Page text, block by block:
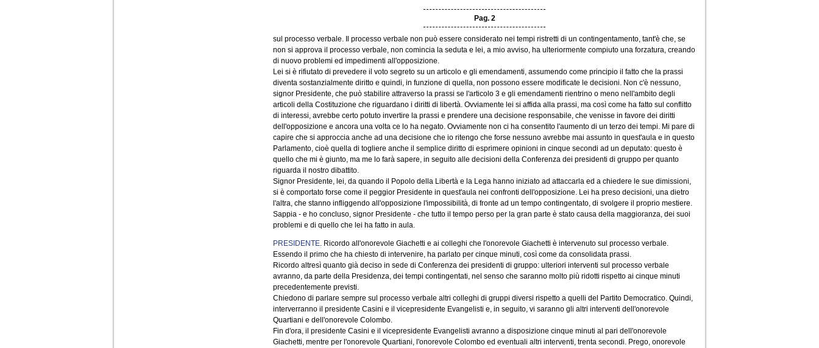
Pag. 2
sul processo verbale. Il processo verbale non può essere considerato nei tempi ristretti di un contingentamento, tant'è che, se
non si approva il processo verbale, non comincia la seduta e lei, a mio avviso, ha ulteriormente compiuto una forzatura, creando
di nuovo problemi ed impedimenti all'opposizione.
Lei si è rifiutato di prevedere il voto segreto su un articolo e gli emendamenti, assumendo come principio il fatto che la prassi
diventa sostanzialmente diritto e quindi, in funzione di quella, non possono essere modificate le decisioni. Non c'è nessuno,
signor Presidente, che può stabilire attraverso la prassi se l'articolo 3 e gli emendamenti rientrino o meno nell'ambito degli
articoli della Costituzione che riguardano i diritti di libertà. Ovviamente lei si affida alla prassi, ma così come ha fatto sul conflitto
di interessi, avrebbe certo potuto invertire la prassi e prendere una decisione responsabile, che venisse in favore dei diritti
dell'opposizione e ancora una volta ce lo ha negato. Ovviamente non ci ha consentito l'aumento di un terzo dei tempi. Mi pare di
capire che si approccia anche ad una decisione che io ritengo che forse nessuno avrebbe mai assunto in quest'aula e in questo
Parlamento, cioè quella di togliere anche il semplice diritto di esprimere opinioni in cinque secondi ad un deputato: questo è
quello che mi è giunto, ma me lo farà sapere, in seguito alle decisioni della Conferenza dei presidenti di gruppo per quanto
riguarda il nostro dibattito.
Signor Presidente, lei, da quando il Popolo della Libertà e la Lega hanno iniziato ad attaccarla ed a chiedere le sue dimissioni,
si è comportato forse come il peggior Presidente in quest'aula nei confronti dell'opposizione. Lei ha preso decisioni, una dietro
l'altra, che stanno infliggendo all'opposizione l'impossibilità, di fronte ad un tempo contingentato, di svolgere il proprio mestiere.
Sappia - e ho concluso, signor Presidente - che tutto il tempo perso per la gran parte è stato causa della maggioranza, dei suoi
problemi e di quello che lei ha fatto in aula.
PRESIDENTE. Ricordo all'onorevole Giachetti e ai colleghi che l'onorevole Giachetti è intervenuto sul processo verbale.
Essendo il primo che ha chiesto di intervenire, ha parlato per cinque minuti, così come da consolidata prassi.
Ricordo altresì quanto già deciso in sede di Conferenza dei presidenti di gruppo: ulteriori interventi sul processo verbale
avranno, da parte della Presidenza, dei tempi contingentati, nel senso che saranno molto più ridotti rispetto ai cinque minuti
precedentemente previsti.
Chiedono di parlare sempre sul processo verbale altri colleghi di gruppi diversi rispetto a quelli del Partito Democratico. Quindi,
interverranno il presidente Casini e il vicepresidente Evangelisti e, in seguito, vi saranno gli altri interventi dell'onorevole
Quartiani e dell'onorevole Colombo.
Fin d'ora, il presidente Casini e il vicepresidente Evangelisti avranno a disposizione cinque minuti al pari dell'onorevole
Giachetti, mentre per l'onorevole Quartiani, l'onorevole Colombo ed eventuali altri interventi, trenta secondi. Prego, onorevole